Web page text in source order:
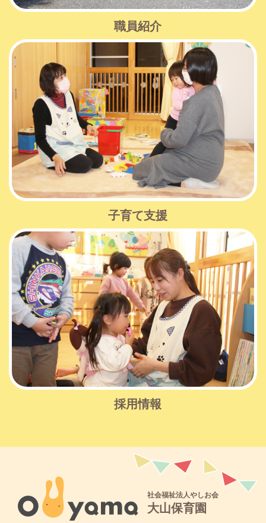
職員紹介
子育て支援
採用情報
社会福祉法人やしお会
大山保育園